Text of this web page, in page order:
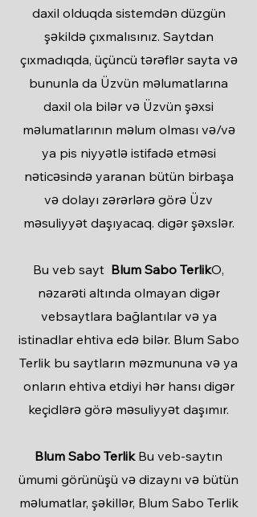
daxil olduqda sistemdən düzgün
şəkildə çıxmalısınız. Saytdan
çıxmadıqda, üçüncü tərəflər sayta və
bununla da Üzvün məlumatlarına
daxil ola bilər və Üzvün şəxsi
məlumatlarının məlum olması və/və
ya pis niyyətlə istifadə etməsi
nəticəsində yaranan bütün birbaşa
və dolayı zərərlərə görə Üzv
məsuliyyət daşıyacaq. digər şəxslər.
Bu veb sayt Blum Sabo TerlikO,
nəzarəti altında olmayan digər
vebsaytlara bağlantılar və ya
istinadlar ehtiva edə bilər. Blum Sabo
Terlik bu saytların məzmununa və ya
onların ehtiva etdiyi hər hansı digər
keçidlərə görə məsuliyyət daşımır.
Blum Sabo TerlikBu veb-saytın
ümumi görünüşü və dizaynı və bütün
məlumatlar, şəkillər, Blum Sabo Terlik